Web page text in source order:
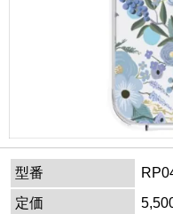
型番
定価